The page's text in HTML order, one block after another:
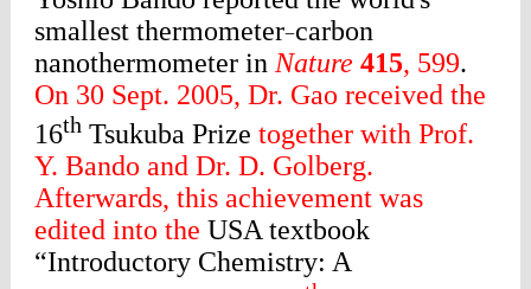
smallest thermometer−carbon
nanothermometer in Nature 415, 599.
On 30 Sept. 2005, Dr. Gao received the
16thTsukuba Prize together with Prof.
Y. Bando and Dr. D. Golberg.
Afterwards, this achievement was
edited into the USA textbook
“Introductory Chemistry: A